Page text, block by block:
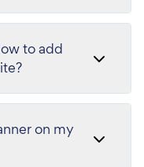
to add
on my